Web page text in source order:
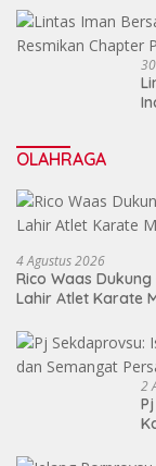
OLAHRAGA
4 Agustus 2026
Rico Waas
Lahir Atlet Karate
2